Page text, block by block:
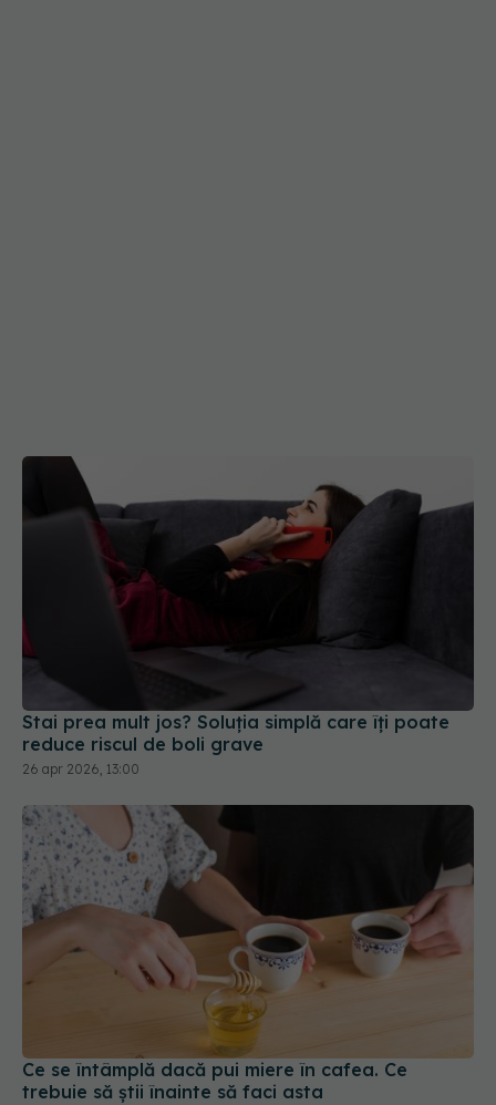
Stai prea mult jos? Soluția simplă care îți poate
reduce riscul de boli grave
26 apr 2026, 13:00
Ce se întâmplă dacă pui miere în cafea. Ce
trebuie să știi înainte să faci asta